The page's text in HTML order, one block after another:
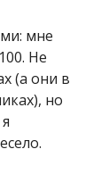
мне
Не
(а они в
но